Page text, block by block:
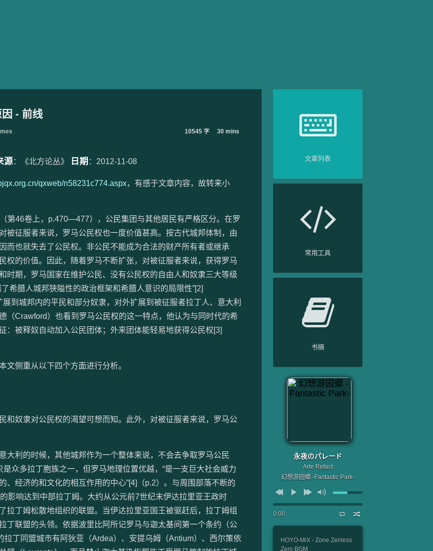
- 前线
30 mins
10545 字
源：《北方论丛》 日期 ：2012-11-08
qxweb/n58231c774.aspx，有感于文章内容，故转来小
46卷上，p.470—477），公民集团与其他居民有严格区分。在罗
被征服者来说，罗马公民权也一度价值甚高。按古代城邦体制，由
而也就失去了公民权。非公民不能成为合法的财产所有者或继承
权的价值。因此，随着罗马不断扩张，对被征服者来说，获得罗马
时期，罗马国家在维护公民、没有公民权的自由人和奴隶三大等级
希腊人城邦狭隘性的政治框架和希腊人意识的局限性”[2]
到城邦内的平民和部分奴隶，对外扩展到被征服者拉丁人、意大利
（Crawford）也看到罗马公民权的这一特点，他认为与同时代的希
：被释奴自动加入公民团体；外来团体能轻易地获得公民权[3]
侧重从以下四个方面进行分析。
奴隶对公民权的渴望可想而知。此外，对被征服者来说，罗马公
利的时候，其他城邦作为一个整体来说，不会去争取罗马公民
众多拉丁胞族之一，但罗马地理位置优越，“是一支巨大社会威力
、经济的和文化的相互作用的中心”[4]（p.2）。与周围部落不断的
影响达到中部拉丁姆。大约从公元前7世纪末伊达拉里亚王政时
拉丁姆松散地组织的联盟。当伊达拉里亚国王被驱赶后，拉丁姆组
丁联盟的头领。依据波里比阿所记罗马与迦太基间第一个条约（公
丁同盟城市有阿狄亚（Ardea）、安提乌姆（Antium）、西尔策依
文章列表
常用工具
书摘
永夜のパレード
Arte Refact
幻想游园郷 -Fantastic Park-
0:00
HOYO-MiX - Zone Zenless
Zero BGM